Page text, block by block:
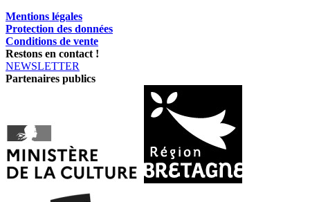
Mentions légales
Protection des données
Conditions de vente
Restons en contact !
NEWSLETTER
Partenaires publics